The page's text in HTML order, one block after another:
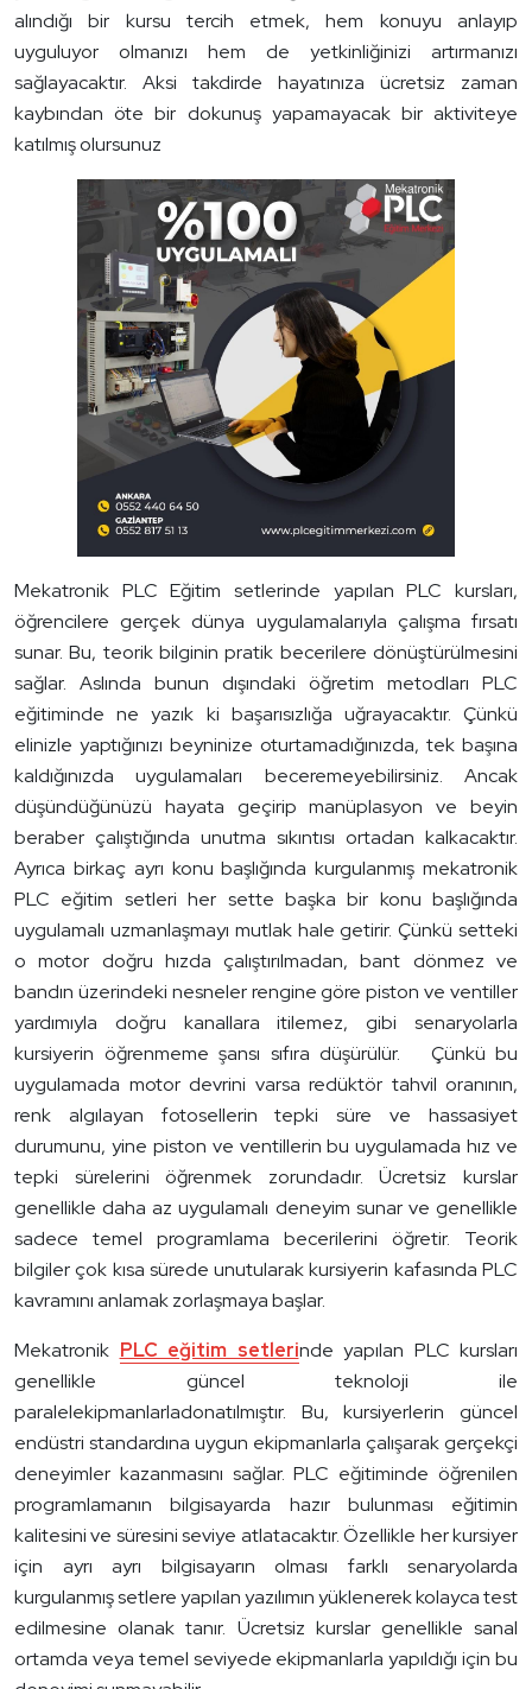
alındığı bir kursu tercih etmek, hem konuyu anlayıp
uyguluyor olmanızı hem de yetkinliğinizi artırmanızı
sağlayacaktır. Aksi takdirde hayatınıza ücretsiz zaman
kaybından öte bir dokunuş yapamayacak bir aktiviteye
katılmış olursunuz
Mekatronik PLC Eğitim setlerinde yapılan PLC kursları,
öğrencilere gerçek dünya uygulamalarıyla çalışma fırsatı
sunar. Bu, teorik bilginin pratik becerilere dönüştürülmesini
sağlar. Aslında bunun dışındaki öğretim metodları PLC
eğitiminde ne yazık ki başarısızlığa uğrayacaktır. Çünkü
elinizle yaptığınızı beyninize oturtamadığınızda, tek başına
kaldığınızda uygulamaları beceremeyebilirsiniz. Ancak
düşündüğünüzü hayata geçirip manüplasyon ve beyin
beraber çalıştığında unutma sıkıntısı ortadan kalkacaktır.
Ayrıca birkaç ayrı konu başlığında kurgulanmış mekatronik
PLC eğitim setleri her sette başka bir konu başlığında
uygulamalı uzmanlaşmayı mutlak hale getirir. Çünkü setteki
o motor doğru hızda çalıştırılmadan, bant dönmez ve
bandın üzerindeki nesneler rengine göre piston ve ventiller
yardımıyla doğru kanallara itilemez, gibi senaryolarla
kursiyerin öğrenmeme şansı sıfıra düşürülür. Çünkü bu
uygulamada motor devrini varsa redüktör tahvil oranının,
renk algılayan fotosellerin tepki süre ve hassasiyet
durumunu, yine piston ve ventillerin bu uygulamada hız ve
tepki sürelerini öğrenmek zorundadır. Ücretsiz kurslar
genellikle daha az uygulamalı deneyim sunar ve genellikle
sadece temel programlama becerilerini öğretir. Teorik
bilgiler çok kısa sürede unutularak kursiyerin kafasında PLC
kavramını anlamak zorlaşmaya başlar.
Mekatronik PLC eğitim setlerinde yapılan PLC kursları
genellikle güncel teknoloji ile
paralelekipmanlarladonatılmıştır. Bu, kursiyerlerin güncel
endüstri standardına uygun ekipmanlarla çalışarak gerçekçi
deneyimler kazanmasını sağlar. PLC eğitiminde öğrenilen
programlamanın bilgisayarda hazır bulunması eğitimin
kalitesini ve süresini seviye atlatacaktır. Özellikle her kursiyer
için ayrı ayrı bilgisayarın olması farklı senaryolarda
kurgulanmış setlere yapılan yazılımın yüklenerek kolayca test
edilmesine olanak tanır. Ücretsiz kurslar genellikle sanal
ortamda veya temel seviyede ekipmanlarla yapıldığı için bu